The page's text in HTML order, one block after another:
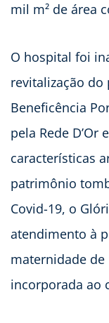
mil m² de área
O hospital foi
revitalização
Beneficência
pela Rede
características
patrimônio
Covid-19, o
atendimento à
maternidade
incorporada ao